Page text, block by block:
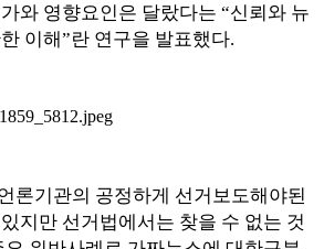
와 영향요인은 달랐다는 “신뢰와 뉴
이해”란 연구을 발표했다.
론기관의 공정하게 선거보도해야된
지만 선거법에서는 찾을 수 없는 것